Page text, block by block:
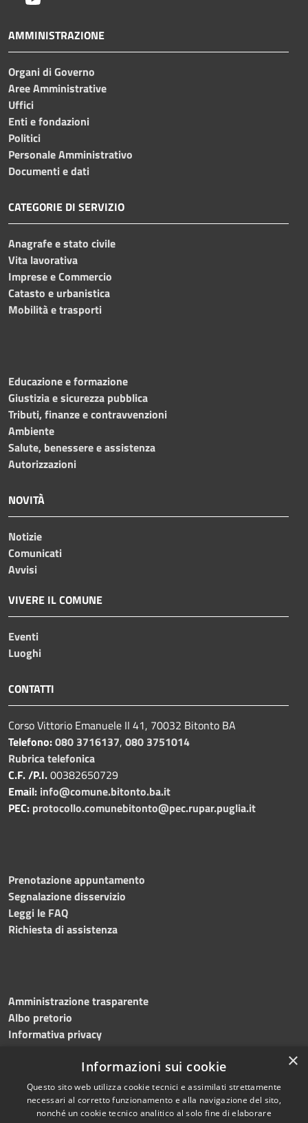
AMMINISTRAZIONE
Organi di Governo
Aree Amministrative
Uffici
Enti e fondazioni
Politici
Personale Amministrativo
Documenti e dati
CATEGORIE DI SERVIZIO
Anagrafe e stato civile
Vita lavorativa
Imprese e Commercio
Catasto e urbanistica
Mobilità e trasporti
Educazione e formazione
Giustizia e sicurezza pubblica
Tributi, finanze e contravvenzioni
Ambiente
Salute, benessere e assistenza
Autorizzazioni
NOVITÀ
Notizie
Comunicati
Avvisi
VIVERE IL COMUNE
Eventi
Luoghi
CONTATTI
Corso Vittorio Emanuele II 41, 70032 Bitonto BA
Telefono:080 3716137, 080 3751014
Rubrica telefonica
C.F. /P.I.00382650729
Email: info@comune.bitonto.ba.it
PEC: protocollo.comunebitonto@pec.rupar.puglia.it
Prenotazione appuntamento
Segnalazione disservizio
Leggi le FAQ
Richiesta di assistenza
Amministrazione trasparente
Albo pretorio
Informativa privacy
Dichiarazione di accessibilità Meccanismo di feedback ×
Informazioni sui cookie
Questo sito web utilizza cookie tecnici e assimilati strettamente
necessari al corretto funzionamento e alla navigazione del sito,
nonché un cookie tecnico analitico al solo fine di elaborare